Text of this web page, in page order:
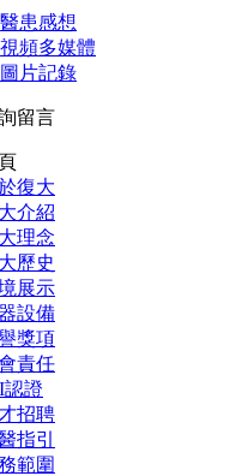
醫患感想
視頻多媒體
圖片記錄
留言
復大
介紹
理念
歷史
展示
設備
獎項
責任
認證
招聘
指引
範圍